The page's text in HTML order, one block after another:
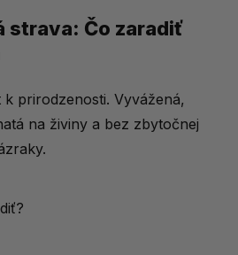
strava: Čo zaradiť
k prirodzenosti. Vyvážená,
na živiny a bez zbytočnej